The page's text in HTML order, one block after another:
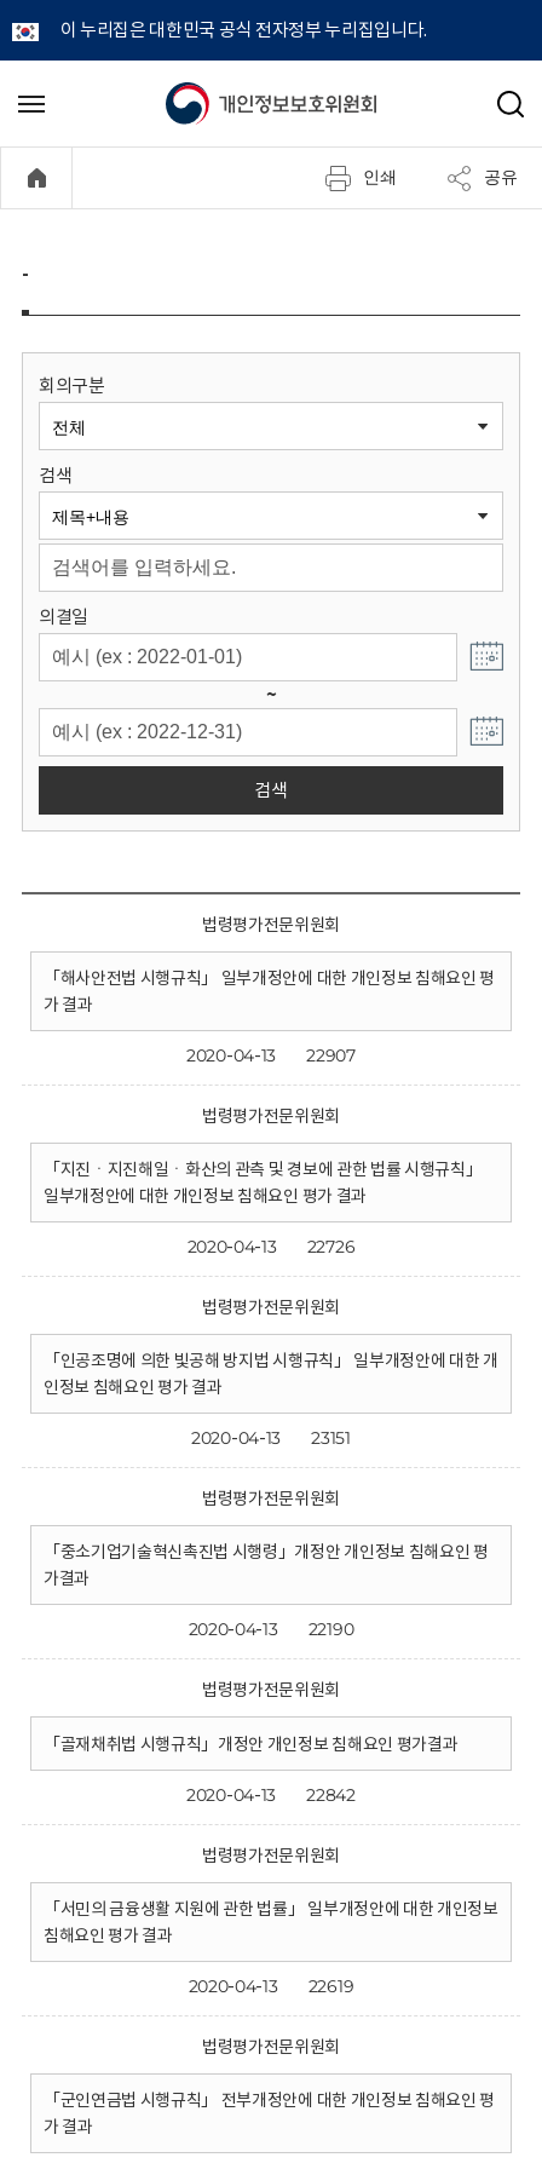
이 누리집은 대한민국 공식 전자정부 누리집입니다.
개
정
보
원
회
메
기
검
인쇄 공유
-
회의구분
검색
의결일
~
검색
법령평가전문위원회
「해사안전법 시행규칙」 일부개정안에 대한 개인정보 침해요인 평
가 결과
2020-04-13 22907
법령평가전문위원회
「지진ㆍ지진해일ㆍ화산의 관측 및 경보에 관한 법률 시행규칙」
일부개정안에 대한 개인정보 침해요인 평가 결과
2020-04-13 22726
법령평가전문위원회
「인공조명에 의한 빛공해 방지법 시행규칙」 일부개정안에 대한 개
인정보 침해요인 평가 결과
2020-04-13 23151
법령평가전문위원회
「중소기업기술혁신촉진법 시행령」개정안 개인정보 침해요인 평
가결과
2020-04-13 22190
법령평가전문위원회
「골재채취법 시행규칙」개정안 개인정보 침해요인 평가결과
2020-04-13 22842
법령평가전문위원회
「서민의 금융생활 지원에 관한 법률」 일부개정안에 대한 개인정보
침해요인 평가 결과
2020-04-13 22619
법령평가전문위원회
「군인연금법 시행규칙」 전부개정안에 대한 개인정보 침해요인 평
가 결과